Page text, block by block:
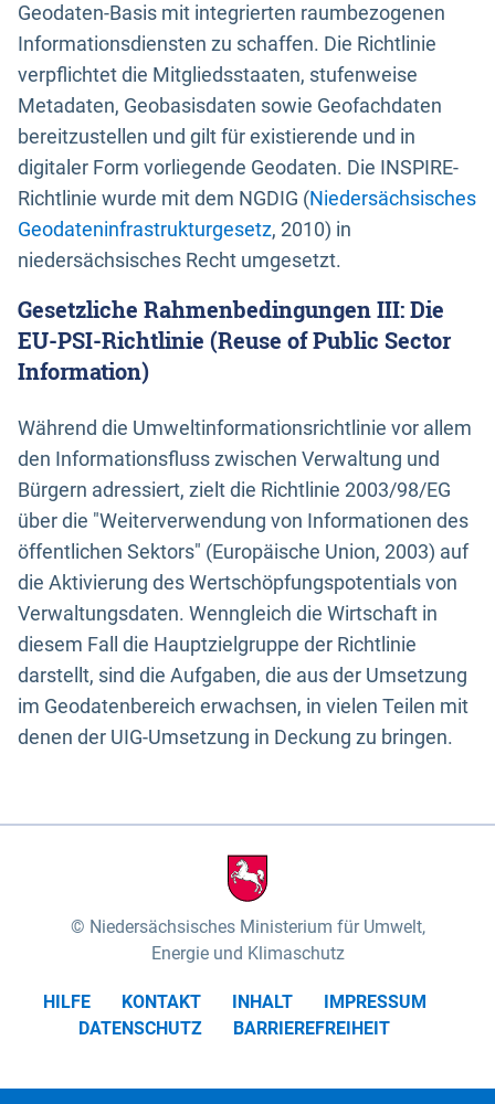
Geodaten-Basis mit integrierten raumbezogenen
Informationsdiensten zu schaffen. Die Richtlinie
verpflichtet die Mitgliedsstaaten, stufenweise
Metadaten, Geobasisdaten sowie Geofachdaten
bereitzustellen und gilt für existierende und in
digitaler Form vorliegende Geodaten. Die INSPIRE-
Richtlinie wurde mit dem NGDIG (Niedersächsisches
Geodateninfrastrukturgesetz, 2010) in
niedersächsisches Recht umgesetzt.
Gesetzliche Rahmenbedingungen III: Die
EU-PSI-Richtlinie (Reuse of Public Sector
Information)
Während die Umweltinformationsrichtlinie vor allem
den Informationsfluss zwischen Verwaltung und
Bürgern adressiert, zielt die Richtlinie 2003/98/EG
über die "Weiterverwendung von Informationen des
öffentlichen Sektors" (Europäische Union, 2003) auf
die Aktivierung des Wertschöpfungspotentials von
Verwaltungsdaten. Wenngleich die Wirtschaft in
diesem Fall die Hauptzielgruppe der Richtlinie
darstellt, sind die Aufgaben, die aus der Umsetzung
im Geodatenbereich erwachsen, in vielen Teilen mit
denen der UIG-Umsetzung in Deckung zu bringen.
Niedersächsisches Ministerium für Umwelt,
Energie und Klimaschutz
HILFE KONTAKT INHALT
IMPRESSUM
DATENSCHUTZ
BARRIEREFREIHEIT